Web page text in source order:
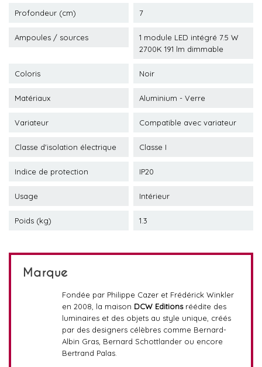
Profondeur (cm) 7
Ampoules / sources
1 module LED intégré 7.5 W
2700K 191 lm dimmable
Coloris Noir
Matériaux Aluminium - Verre
Variateur Compatible avec variateur
Classe d'isolation électrique Classe I
Indice de protection IP20
Usage Intérieur
Poids (kg) 1.3
Marque
Fondée par Philippe Cazer et Frédérick Winkler
en 2008, la maison DCW Editionsréédite des
luminaires et des objets au style unique, créés
par des designers célèbres comme Bernard-
Albin Gras, Bernard Schottlander ou encore
Bertrand Palas.